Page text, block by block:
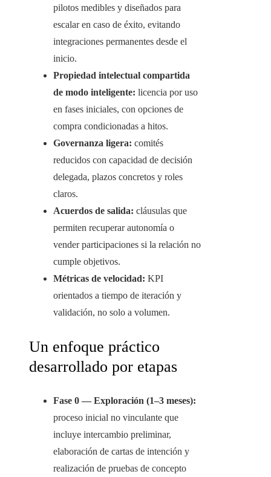
pilotos medibles y diseñados para
escalar en caso de éxito, evitando
integraciones permanentes desde el
inicio.
Propiedad intelectual compartida
de modo inteligente: licencia por uso
en fases iniciales, con opciones de
compra condicionadas a hitos.
Governanza ligera: comités
reducidos con capacidad de decisión
delegada, plazos concretos y roles
claros.
Acuerdos de salida: cláusulas que
permiten recuperar autonomía o
vender participaciones si la relación no
cumple objetivos.
Métricas de velocidad: KPI
orientados a tiempo de iteración y
validación, no solo a volumen.
Un enfoque práctico
desarrollado por etapas
Fase 0 — Exploración (1–3 meses):
proceso inicial no vinculante que
incluye intercambio preliminar,
elaboración de cartas de intención y
realización de pruebas de concepto